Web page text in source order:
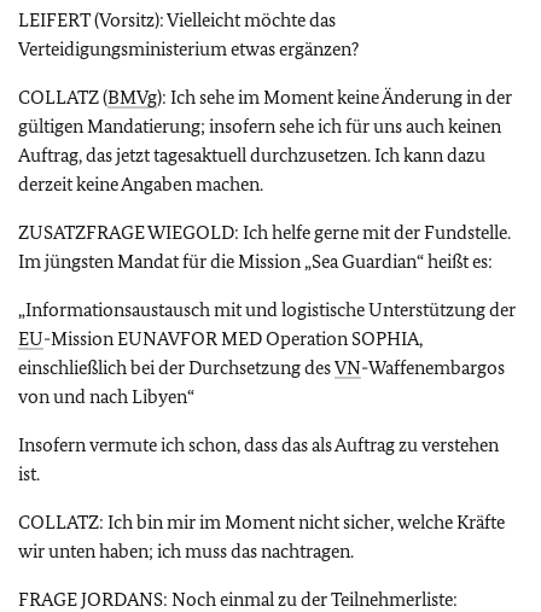
LEIFERT (Vorsitz): Vielleicht möchte das
Verteidigungsministerium etwas ergänzen?
COLLATZ (BMVg): Ich sehe im Moment keine Änderung in der
gültigen Mandatierung; insofern sehe ich für uns auch keinen
Auftrag, das jetzt tagesaktuell durchzusetzen. Ich kann dazu
derzeit keine Angaben machen.
ZUSATZFRAGE WIEGOLD: Ich helfe gerne mit der Fundstelle.
Im jüngsten Mandat für die Mission „Sea Guardian“ heißt es:
„Informationsaustausch mit und logistische Unterstützung der
EU-Mission EUNAVFOR MED Operation SOPHIA,
einschließlich bei der Durchsetzung desVN-Waffenembargos
von und nach Libyen“
Insofern vermute ich schon, dass das als Auftrag zu verstehen
ist.
COLLATZ: Ich bin mir im Moment nicht sicher, welche Kräfte
wir unten haben; ich muss das nachtragen.
FRAGE JORDANS: Noch einmal zu der Teilnehmerliste: